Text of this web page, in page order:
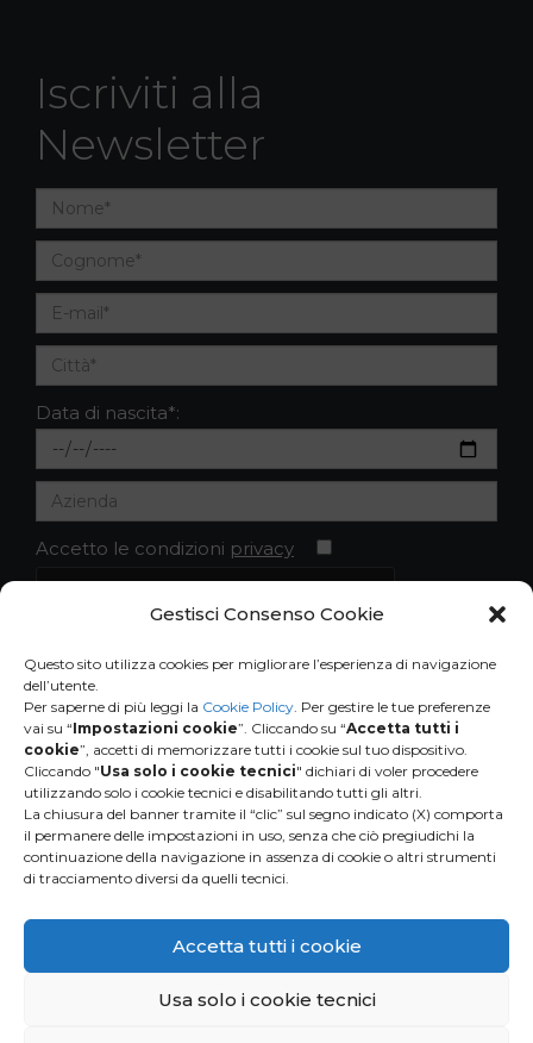
Gestisci Consenso Cookie
Questo sito utilizza cookies per migliorare l’esperienza di navigazione
dell’utente.
Per saperne di più leggi la Cookie Policy. Per gestire le tue preferenze
vai su “Impostazioni cookie”. Cliccando su “Accetta tutti i
cookie”, accetti di memorizzare tutti i cookie sul tuo dispositivo.
Cliccando "Usa solo i cookie tecnici" dichiari di voler procedere
utilizzando solo i cookie tecnici e disabilitando tutti gli altri.
La chiusura del banner tramite il “clic” sul segno indicato (X) comporta
il permanere delle impostazioni in uso, senza che ciò pregiudichi la
continuazione della navigazione in assenza di cookie o altri strumenti
di tracciamento diversi da quelli tecnici.
Accetta tutti i cookie
Usa solo i cookie tecnici
Iscriviti alla
Newsletter
Data di nascita*:
Accetto le condizioni privacy
20006 Pregnana Milanese (MI)
Tel. 02-9396401
info@humanaitalia.org